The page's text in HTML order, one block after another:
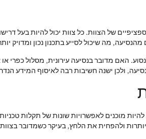
של הצוות. כל צוות יכול להיות בעל
מה שיכול לסייע בתכנון נכון
האם מדובר בנסיעה עירונית, מסלול כפרי או
ולכן ישנה חשיבות רבה לאיסוף המידע
מוכנים לאפשרויות שונות של תקלות
ולהפחית את הלחץ, בעיקר כשמדובר